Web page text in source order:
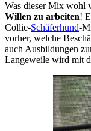
Was dieser Mix wohl
Willen zu arbeiten!
Collie-Schäferhund-
vorher, welche
auch Ausbildungen
Langeweile wird mit